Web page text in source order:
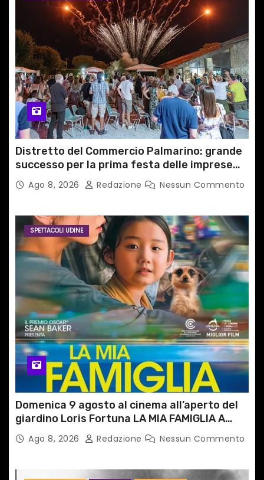
Distretto del Commercio Palmarino: grande
successo per la prima festa delle imprese
del territorio
Ago 8, 2026 Redazione Nessun Commento
SPETTACOLI UDINE
Domenica 9 agosto al cinema all’aperto del
giardino Loris Fortuna LA MIA FAMIGLIA A
TAIPEIAgo 8, 2026 Redazione Nessun Commento